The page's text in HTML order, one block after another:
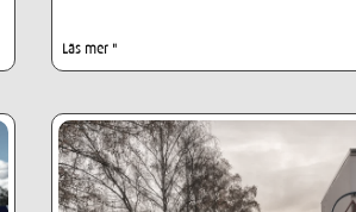
Läs mer "